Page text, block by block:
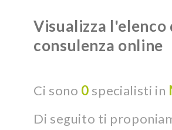
Visualizza
consulenza online
Ci sono 0 specialisti in
Di seguito ti